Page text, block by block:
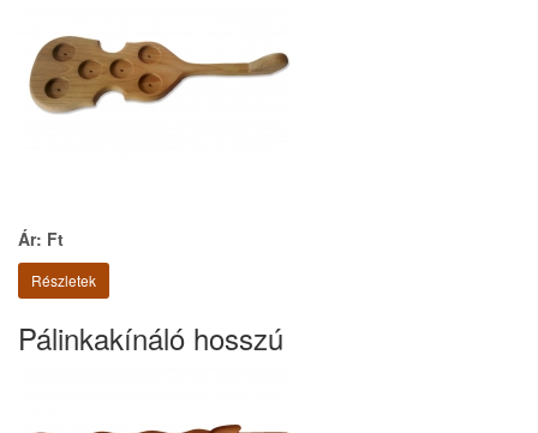
Ár: Ft
Részletek
Pálinkakínáló hosszú